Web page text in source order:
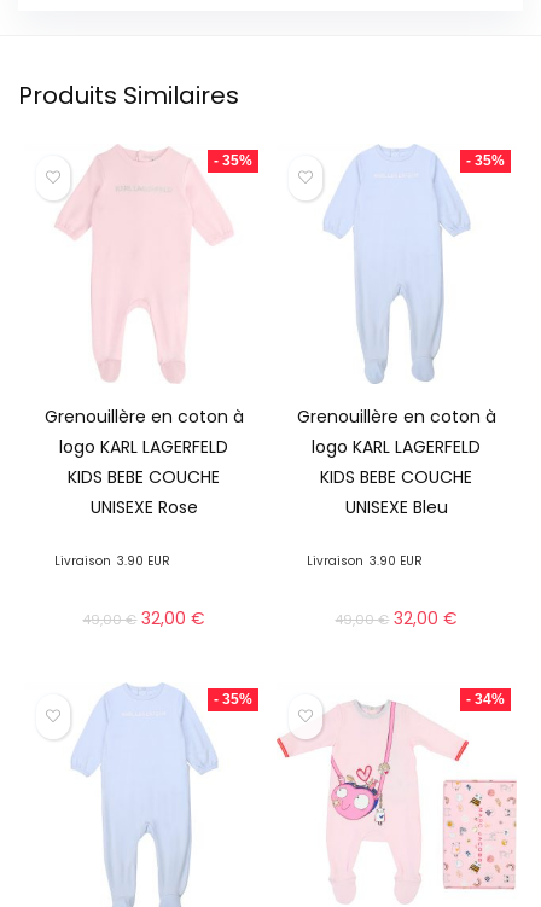
Produits Similaires
- 35%
Grenouillère en coton à
logo KARL LAGERFELD
KIDS BEBE COUCHE
UNISEXE Rose
Livraison 3.90 EUR
49,00€ 32,00€
- 35%
Grenouillère en coton à
logo KARL LAGERFELD
KIDS BEBE COUCHE
UNISEXE Bleu
Livraison 3.90 EUR
49,00€ 32,00€
- 35% - 34%